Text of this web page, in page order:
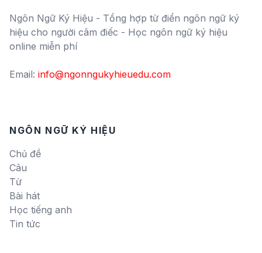
Ngôn Ngữ Ký Hiệu - Tổng hợp từ điển ngôn ngữ ký
hiệu cho người câm điếc - Học ngôn ngữ ký hiệu
online miễn phí
Email: info@ngonngukyhieuedu.com
NGÔN NGỮ KÝ HIỆU
Chủ đề
Câu
Từ
Bài hát
Học tiếng anh
Tin tức